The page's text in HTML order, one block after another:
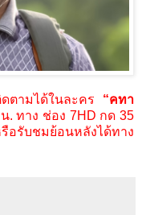
ดตามได้ในละคร “คทา
. ทาง ช่อง 7HD กด35
อรับชมย้อนหลังได้ทาง